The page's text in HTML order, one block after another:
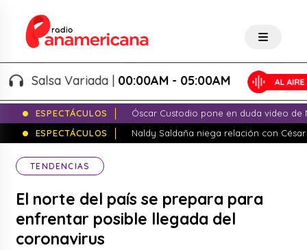
Salsa Variada |00:00AM - 05:00AM
ESPECTÁCULOS
Óscar Custodio pone en duda video de
ESPECTÁCULOS
Naldy Saldaña niega relación con
TENDENCIAS
El norte del país se prepara para
enfrentar posible llegada del
coronavirus